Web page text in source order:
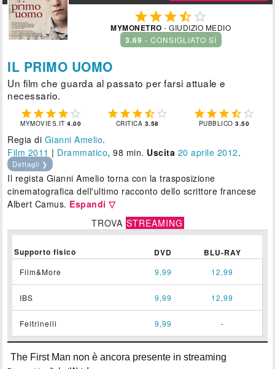
 
MYMONETRO - GIUDIZIO MEDIO
3.69 - CONSIGLIATO SÌ
IL PRIMO UOMO
Un film che guarda al passato per farsi attuale e
necessario.
    
MYMOVIES.IT4.00
    
CRITICA 3.58
    
PUBBLICO3.50
Regia di Gianni Amelio.
Film 2011 | Drammatico, 98 min. Uscita 20 aprile 2012.
Dettagli ❯
Il regista Gianni Amelio torna con la trasposizione
cinematografica dell'ultimo racconto dello scrittore francese
Albert Camus. Espandi ▽
TROVA STREAMING
Supporto fisico DVD BLU-RAY
Film&More 9,99 12,99
IBS 9,99 12,99
Feltrinelli 9,99 -